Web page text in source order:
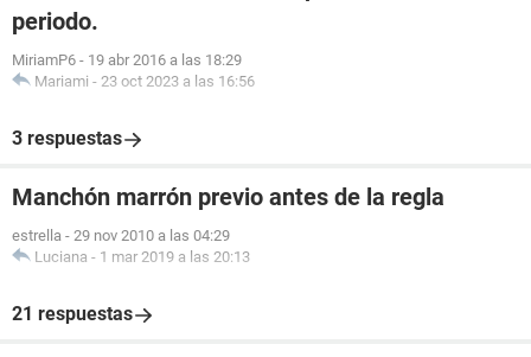
periodo.
MiriamP6 - 19 abr 2016 a las 18:29
Mariami - 23 oct 2023 a las 16:56
3 respuestas
Manchón marrón previo antes de la regla
estrella - 29 nov 2010 a las 04:29
Luciana - 1 mar 2019 a las 20:13
21 respuestas